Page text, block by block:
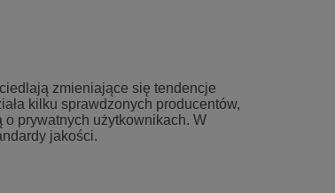
zmieniające się tendencje
kilku sprawdzonych producentów,
prywatnych użytkownikach. W
jakości.